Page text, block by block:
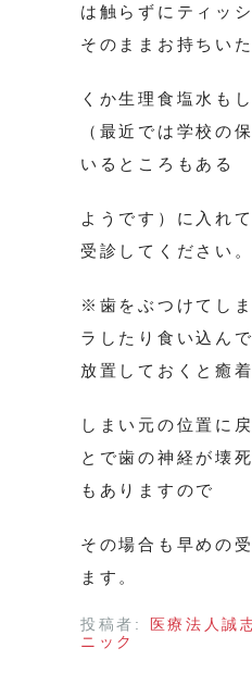
は触らずにティッ
そのままお持ちい
くか生理食塩水も
（最近では学校の
いるところもある
ようです）に入れ
受診してください。
※歯をぶつけてし
ラしたり食い込ん
放置しておくと癒
しまい元の位置に
とで歯の神経が壊
もありますので
その場合も早めの
ます。
投稿者: 医療法人誠
ニック